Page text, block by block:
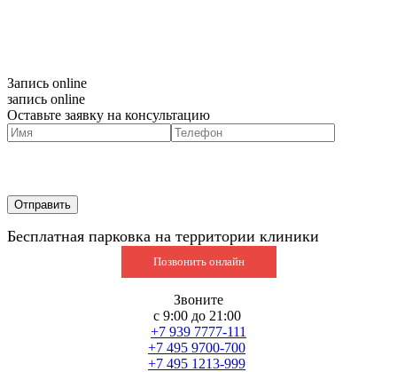
Запись online
запись online
Оставьте заявку на консультацию
Бесплатная парковка на территории клиники
Позвонить онлайн
Звоните
с 9:00 до 21:00
+7 939 7777-111
+7 495 9700-700
+7 495 1213-999